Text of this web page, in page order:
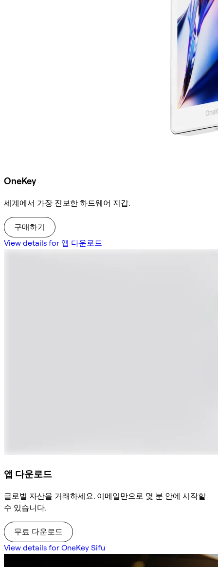
OneKey
세계에서 가장 진보한 하드웨어 지갑.
구매하기
View details for 앱 다운로드
앱 다운로드
글로벌 자산을 거래하세요. 이메일만으로 몇 분 안에 시작할
수 있습니다.
무료 다운로드
View details for OneKey Sifu